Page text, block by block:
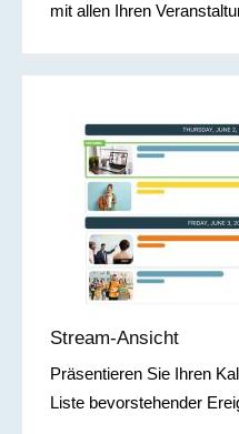
mit allen Ihren
Stream-Ansicht
Präsentieren Sie Ihren
Liste bevorstehender